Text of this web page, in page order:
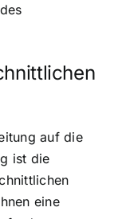
auf die
ist die
eine